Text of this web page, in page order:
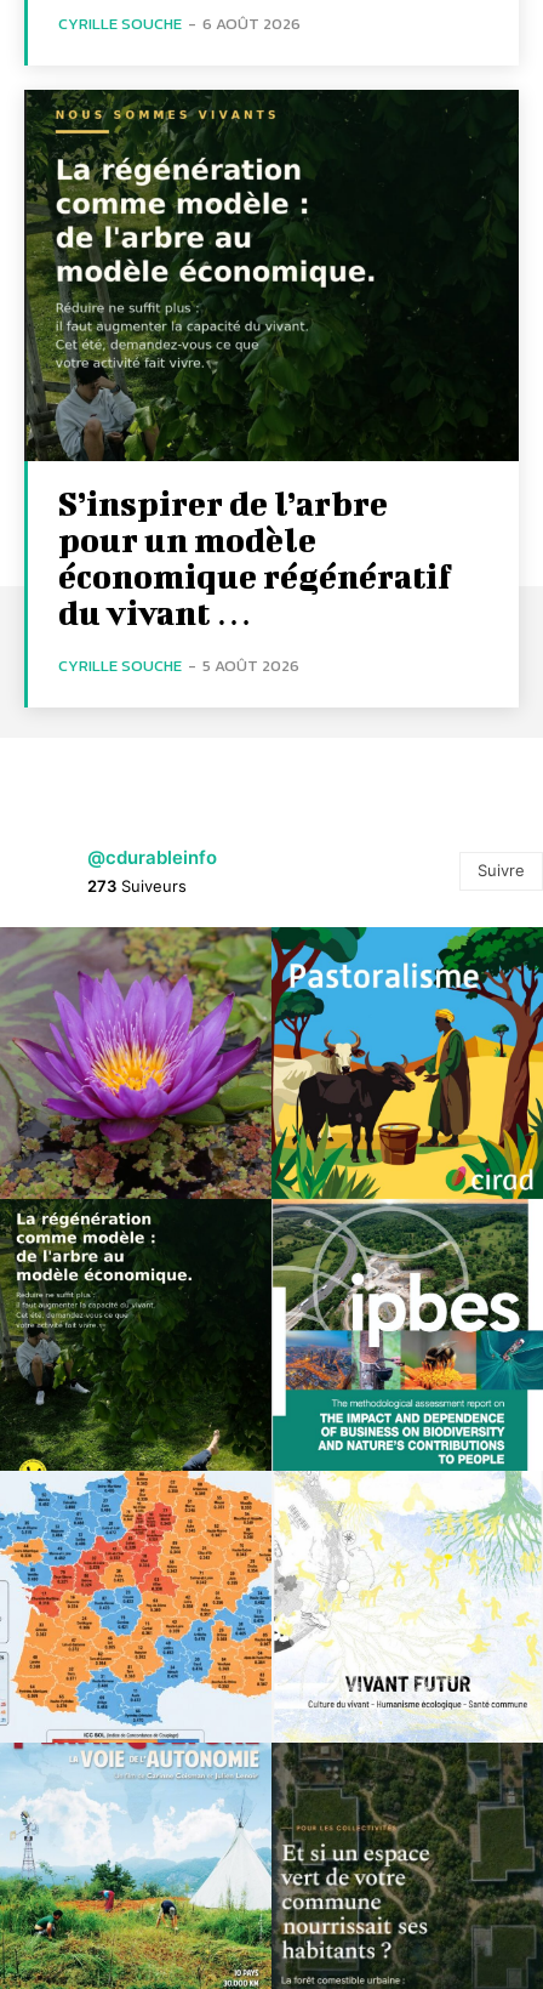
CYRILLE SOUCHE - 6 AOÛT 2026
S’inspirer de l’arbre
pour un modèle
économique régénératif
du vivant …
CYRILLE SOUCHE - 5 AOÛT 2026
@cdurableinfo
273 Suiveurs
Suivre